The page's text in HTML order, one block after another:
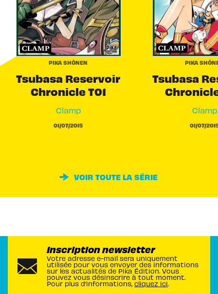
PIKA SHÔNEN
Tsubasa Reservoir
Chronicle T01
Clamp
01/07/2015
PIKA
Tsubasa
Clamp
01/07/
VOIR TOUTE LA SÉRIE
Inscription newsletter
Votre adresse e-mail sera uniquement
utilisée pour vous envoyer des informations
sur les actualités de Pika Édition. Vous
pouvez vous désinscrire à tout moment.
Pour plus d’informations, cliquez ici.